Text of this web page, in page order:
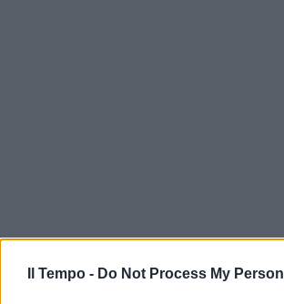
Il Tempo - Do Not Process My